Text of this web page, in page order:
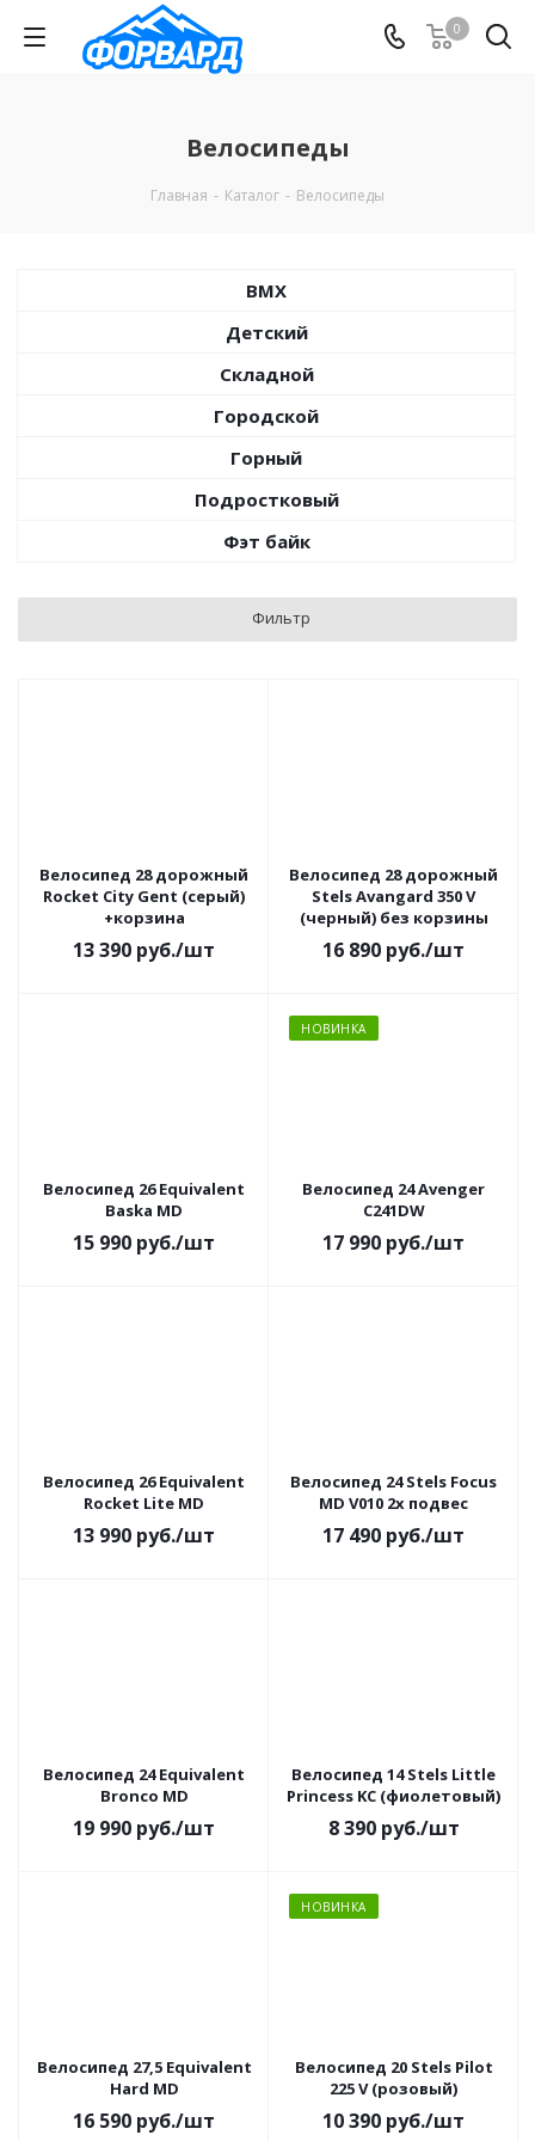
0
Велосипеды
Главная - Каталог - Велосипеды
BMX
Детский
Складной
Городской
Горный
Подростковый
Фэт байк
Фильтр
Велосипед 28 дорожный
Rocket City Gent (серый)
+корзина
13 390 руб./шт
Велосипед 28 дорожный
Stels Avangard 350 V
(черный) без корзины
16 890 руб./шт
Велосипед 26 Equivalent
Baska MD
15 990 руб./шт
НОВИНКА
Велосипед 24 Avenger
C241DW
17 990 руб./шт
Велосипед 26 Equivalent
Rocket Lite MD
13 990 руб./шт
Велосипед 24 Stels Focus
MD V010 2х подвес
17 490 руб./шт
Велосипед 24 Equivalent
Bronco MD
19 990 руб./шт
Велосипед 14 Stels Little
Princess KC (фиолетовый)
8 390руб./шт
Велосипед 27,5 Equivalent
Hard MD
16 590 руб./шт
НОВИНКА
Велосипед 20 Stels Pilot
225 V (розовый)
10 390 руб./шт